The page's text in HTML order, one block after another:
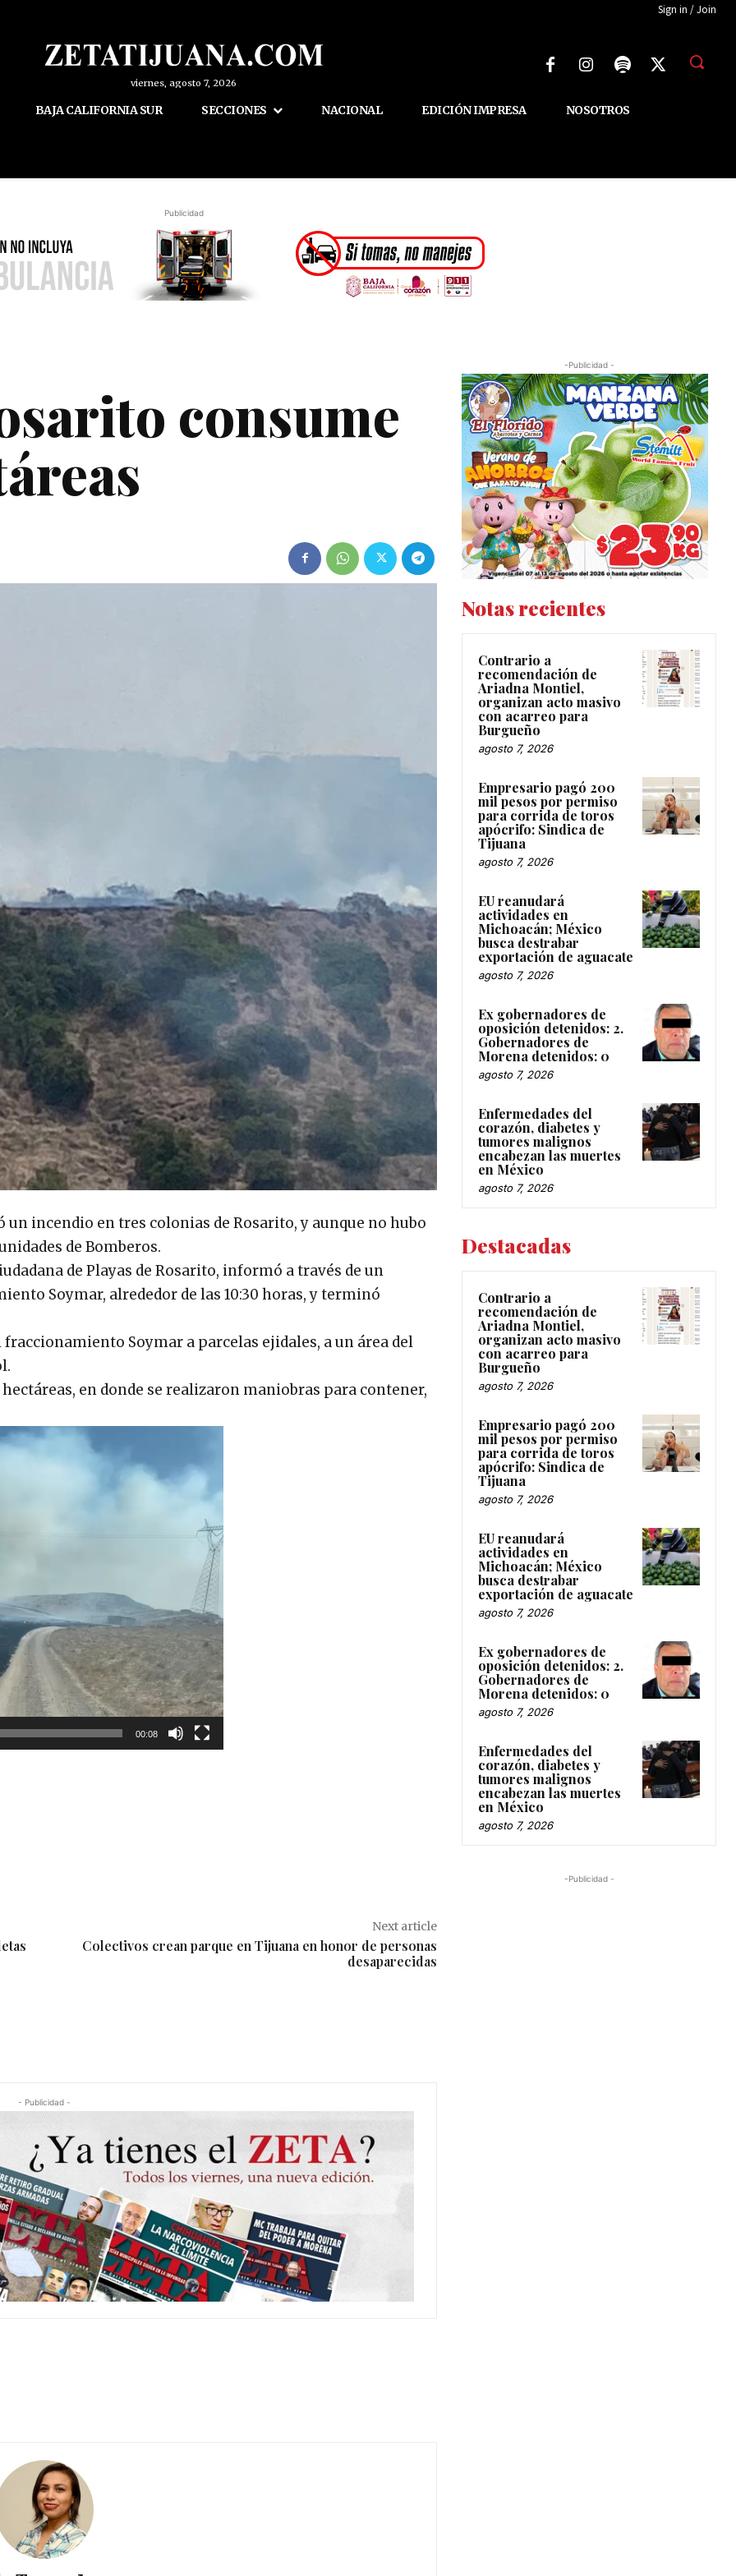
Sign in / Join
viernes, agosto 7, 2026
BAJA CALIFORNIA SUR SECCIONES NACIONAL EDICIÓN IMPRESA NOSOTROS
Publicidad
consume
un incendio en tres colonias de Rosarito, y aunque no hubo
de Bomberos.
de Playas de Rosarito, informó a través de un
Soymar, alrededor de las 10:30 horas, y terminó
Soymar a parcelas ejidales, a un área del
en donde se realizaron maniobras para contener,
00:08
Next article
Colectivos crean parque en Tijuana en honor de personas
desaparecidas
- Publicidad -
-Publicidad -
Notas recientes
Contrario a
recomendación de
Ariadna Montiel,
organizan acto masivo
con acarreo para
Burgueño
agosto 7, 2026
Empresario pagó 200
mil pesos por permiso
para corrida de toros
apócrifo: Sindica de
Tijuana
agosto 7, 2026
EU reanudará
actividades en
Michoacán; México
busca destrabar
exportación de aguacate
agosto 7, 2026
Ex gobernadores de
oposición detenidos: 2.
Gobernadores de
Morena detenidos: 0
agosto 7, 2026
Enfermedades del
corazón, diabetes y
tumores malignos
encabezan las muertes
en México
agosto 7, 2026
Destacadas
Contrario a
recomendación de
Ariadna Montiel,
organizan acto masivo
con acarreo para
Burgueño
agosto 7, 2026
Empresario pagó 200
mil pesos por permiso
para corrida de toros
apócrifo: Sindica de
Tijuana
agosto 7, 2026
EU reanudará
actividades en
Michoacán; México
busca destrabar
exportación de aguacate
agosto 7, 2026
Ex gobernadores de
oposición detenidos: 2.
Gobernadores de
Morena detenidos: 0
agosto 7, 2026
Enfermedades del
corazón, diabetes y
tumores malignos
encabezan las muertes
en México
agosto 7, 2026
-Publicidad -